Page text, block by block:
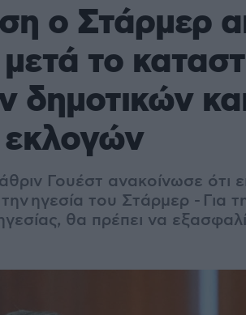
ο Στάρμερ
το
δημοτικών
εκλογών
Γουέστ ανακοίνωσε ότι
ηγεσία του Στάρμερ - Για
θα πρέπει να